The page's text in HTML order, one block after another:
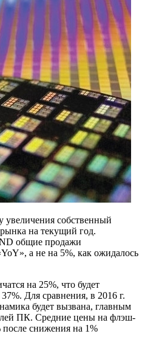
увеличения собственный
на текущий год.
общие продажи
а не на 5%, как ожидалось
на 25%, что будет
Для сравнения, в 2016 г.
будет вызвана, главным
ПК. Средние цены на флэш-
снижения на 1%